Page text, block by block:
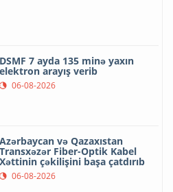
DSMF 7 ayda 135 minə yaxın
elektron arayış verib
06-08-2026
Azərbaycan və Qazaxıstan
Transxəzər Fiber-Optik Kabel
Xəttinin çəkilişini başa çatdırıb
06-08-2026